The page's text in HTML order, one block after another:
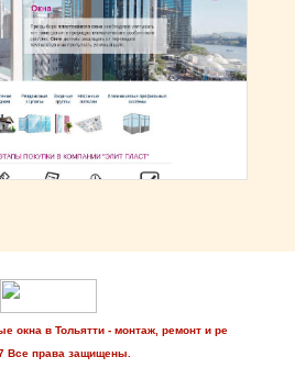
окна в Тольятти - монтаж, ремонт и ре
Все права защищены.